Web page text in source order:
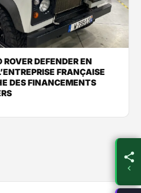
DEFENDER EN
FRANÇAISE
DES FINANCEMENTS